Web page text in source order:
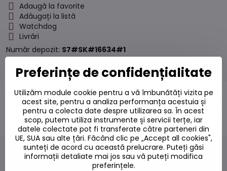
Adaugă la favorite
Adăugați la listă
Watchdog
Livrări
Număr depozit: S7#SK#16634#1
Producător:
Descriere
Discuție 0
Preferințe de confidențialitate
Utilizăm module cookie pentru a vă îmbunătăți vizita pe
acest site, pentru a analiza performanța acestuia și
pentru a colecta date despre utilizarea sa. În acest
scop, putem utiliza instrumente și servicii terțe, iar
datele colectate pot fi transferate către parteneri din
UE, SUA sau alte țări. Făcând clic pe „Accept all cookies",
sunteți de acord cu această prelucrare. Puteți găsi
informații detaliate mai jos sau vă puteți modifica
preferințele.